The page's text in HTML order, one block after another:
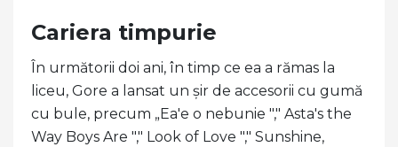
Cariera timpurie
În următorii doi ani, în timp ce ea a rămas la
liceu, Gore a lansat un șir de accesorii cu gumă
cu bule, precum „Ea'e o nebunie "," Asta's the
Way Boys Are "," Look of Love "," Sunshine,